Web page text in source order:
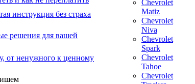
инструкция без страха
решения для вашей
от ненужного к ценному
Chevrolet
Matiz
Chevrolet
Niva
Chevrolet
Spark
Chevrolet
Tahoe
Chevrolet